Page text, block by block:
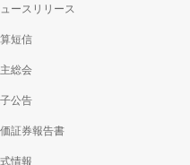
ースリリース
短信
総会
公告
証券報告書
情報